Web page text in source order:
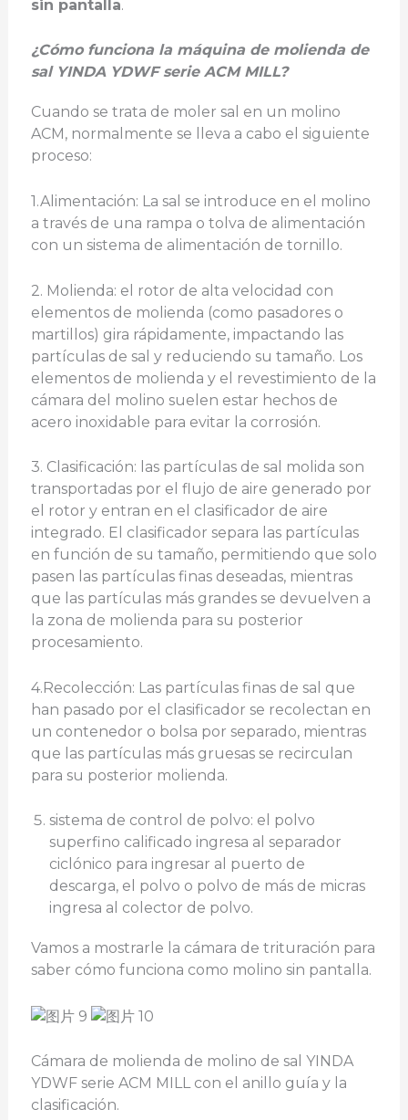
sin pantalla.
¿Cómo funciona la máquina de molienda de
sal YINDA YDWF serie ACM MILL?
Cuando se trata de moler sal en un molino
ACM, normalmente se lleva a cabo el siguiente
proceso:
1.Alimentación: La sal se introduce en el molino
a través de una rampa o tolva de alimentación
con un sistema de alimentación de tornillo.
2. Molienda: el rotor de alta velocidad con
elementos de molienda (como pasadores o
martillos) gira rápidamente, impactando las
partículas de sal y reduciendo su tamaño. Los
elementos de molienda y el revestimiento de la
cámara del molino suelen estar hechos de
acero inoxidable para evitar la corrosión.
3. Clasificación: las partículas de sal molida son
transportadas por el flujo de aire generado por
el rotor y entran en el clasificador de aire
integrado. El clasificador separa las partículas
en función de su tamaño, permitiendo que solo
pasen las partículas finas deseadas, mientras
que las partículas más grandes se devuelven a
la zona de molienda para su posterior
procesamiento.
4.Recolección: Las partículas finas de sal que
han pasado por el clasificador se recolectan en
un contenedor o bolsa por separado, mientras
que las partículas más gruesas se recirculan
para su posterior molienda.
sistema de control de polvo: el polvo
superfino calificado ingresa al separador
ciclónico para ingresar al puerto de
descarga, el polvo o polvo de más de micras
ingresa al colector de polvo.
Vamos a mostrarle la cámara de trituración para
saber cómo funciona como molino sin pantalla.
Cámara de molienda de molino de sal YINDA
YDWF serie ACM MILL con el anillo guía y la
clasificación.